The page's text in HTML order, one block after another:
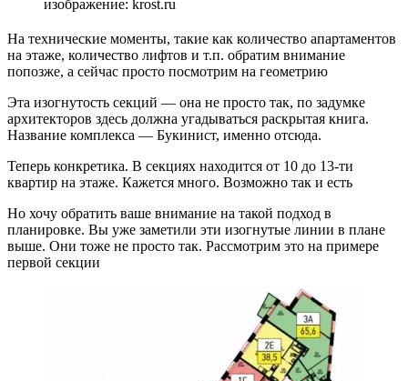
изображение: krost.ru
На технические моменты, такие как количество апартаментов
на этаже, количество лифтов и т.п. обратим внимание
попозже, а сейчас просто посмотрим на геометрию
Эта изогнутость секций — она не просто так, по задумке
архитекторов здесь должна угадываться раскрытая книга.
Название комплекса — Букинист, именно отсюда.
Теперь конкретика. В секциях находится от 10 до 13-ти
квартир на этаже. Кажется много. Возможно так и есть
Но хочу обратить ваше внимание на такой подход в
планировке. Вы уже заметили эти изогнутые линии в плане
выше. Они тоже не просто так. Рассмотрим это на примере
первой секции